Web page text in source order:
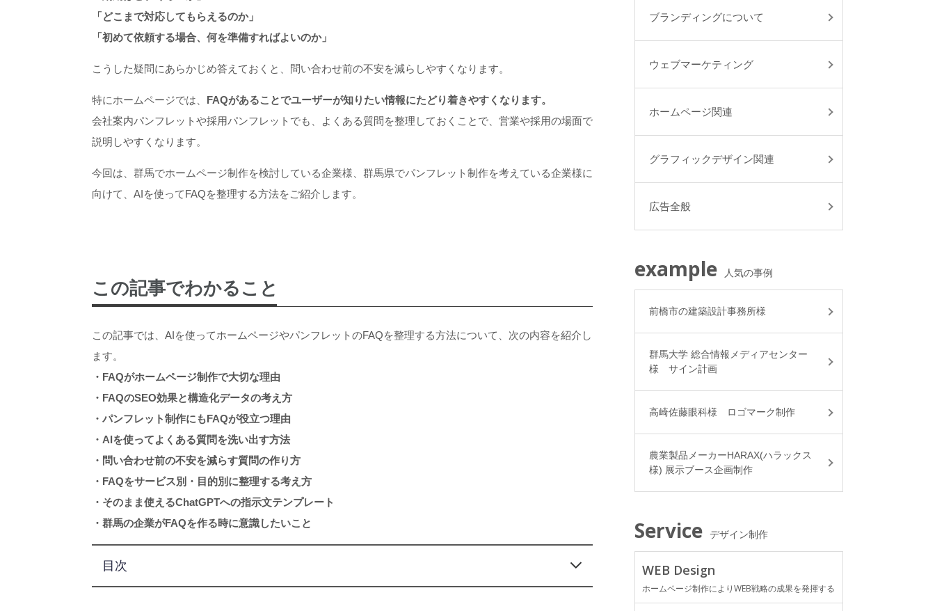
「どこまで対応してもらえるのか」
「初めて依頼する場合、何を準備すればよいのか」
こうした疑問にあらかじめ答えておくと、問い合わせ前の不安を減らしやすくなります。
特にホームページでは、 FAQがあることでユーザーが知りたい情報にたどり着きやすくなります。
会社案内パンフレットや採用パンフレットでも、よくある質問を整理しておくことで、営業や採用の場面で
説明しやすくなります。
今回は、群馬でホームページ制作を検討している企業様、群馬県でパンフレット制作を考えている企業様に
向けて、AIを使ってFAQを整理する方法をご紹介します。
この記事でわかること
この記事では、AIを使ってホームページやパンフレットのFAQを整理する方法について、次の内容を紹介し
ます。
・FAQがホームページ制作で大切な理由
・FAQのSEO効果と構造化データの考え方
・パンフレット制作にもFAQが役立つ理由
・AIを使ってよくある質問を洗い出す方法
・問い合わせ前の不安を減らす質問の作り方
・FAQをサービス別・目的別に整理する考え方
・そのまま使えるChatGPTへの指示文テンプレート
・群馬の企業がFAQを作る時に意識したいこと
目次
ブランディングについて
ウェブマーケティング
ホームページ関連
グラフィックデザイン関連
広告全般
example 人気の事例
前橋市の建築設計事務所様
群馬大学 総合情報メディアセンター
様 サイン計画
高崎佐藤眼科様 ロゴマーク制作
農業製品メーカーHARAX(ハラックス
様) 展示ブース企画制作
Service デザイン制作
WEB Design
ホームページ制作によりWEB戦略の成果を発揮する